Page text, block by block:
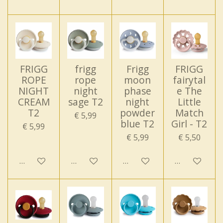
FRIGG
ROPE
NIGHT
CREAM
T2
€ 5,99
In winkelwagen
frigg
rope
night
sage T2
€ 5,99
In winkelwagen
Frigg
moon
phase
night
powder
blue T2
€ 5,99
In winkelwagen
FRIGG
fairytal
e The
Little
Match
Girl - T2
€ 5,50
In